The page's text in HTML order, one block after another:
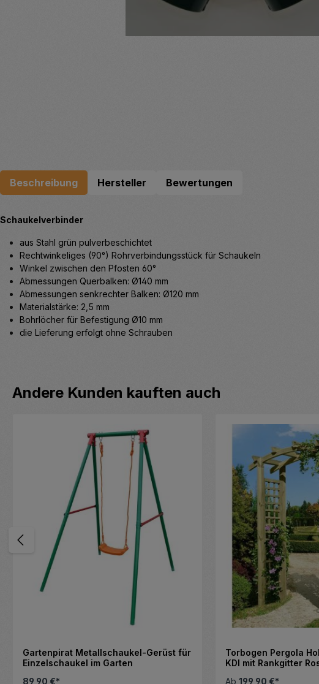
Beschreibung Hersteller Bewertungen
Schaukelverbinder
aus Stahl grün pulverbeschichtet
Rechtwinkeliges (90°) Rohrverbindungsstück für Schaukeln
Winkel zwischen den Pfosten 60°
Abmessungen Querbalken: Ø140 mm
Abmessungen senkrechter Balken: Ø120 mm
Materialstärke: 2,5 mm
Bohrlöcher für Befestigung Ø10 mm
die Lieferung erfolgt ohne Schrauben
Produktgalerie überspringen
Andere Kunden kauften auch
Gartenpirat Metallschaukel-Gerüst für
Einzelschaukel im Garten
89,90 €*
Torbogen Pergola
KDI mit Rankgitter
Ab 199,90 €*